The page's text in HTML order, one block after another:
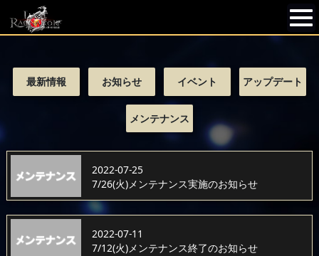
最新情報 お知らせ イベント アップデート
メンテナンス
2022-07-25
7/26(火)メンテナンス実施のお知らせ
2022-07-11
7/12(火)メンテナンス終了のお知らせ